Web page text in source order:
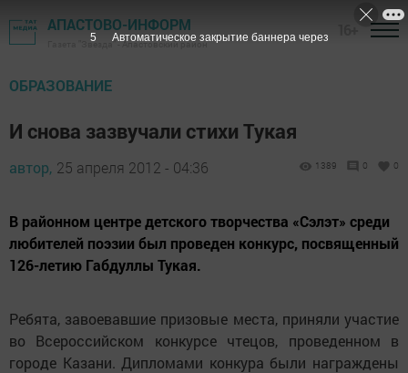
АПАСТОВО-ИНФОРМ
Газета "Звезда" - Апастовский район
ОБРАЗОВАНИЕ
И снова зазвучали стихи Тукая
автор, 25 апреля 2012 - 04:36 1389 0 0
В районном центре детского творчества «Сэлэт» среди
любителей поэзии был проведен конкурс, посвященный
126-летию Габдуллы Тукая.
Ребята, завоевавшие призовые места, приняли участие
во Всероссийском конкурсе чтецов, проведенном в
городе Казани. Дипломами конкура были награждены
4 Автоматическое закрытие баннера через